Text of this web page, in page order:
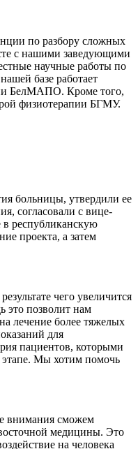
по разбору сложных
с нашими заведующими
научные работы по
базе работает
БелМАПО. Кроме того,
физиотерапии БГМУ.
больницы, утвердили ее
согласовали с вице-
республиканскую
проекта, а затем
чего увеличится
это позволит нам
лечение более тяжелых
для
пациентов, которыми
Мы хотим помочь
внимания сможем
медицины. Это
на человека